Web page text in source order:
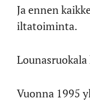
Ja ennen
iltatoiminta.
Vuonna 1995